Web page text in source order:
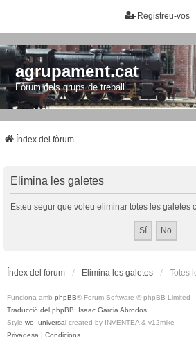
Registreu-vos
agrupament.cat
Fòrum dels grups de treball
Índex del fòrum
Elimina les galetes
Esteu segur que voleu eliminar totes les galetes
Índex del fòrum Elimina les galetes Totes
Funciona amb phpBB® Forum Software © phpBB Limited
Traducció del phpBB: Isaac Garcia Abrodos
Style we_universal created by INVENTEA & v12mike
Privadesa | Condicions